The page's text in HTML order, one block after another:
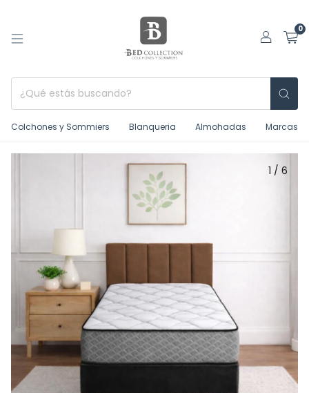
0
Colchones y Sommiers Blanqueria Almohadas Marcas
1 / 6